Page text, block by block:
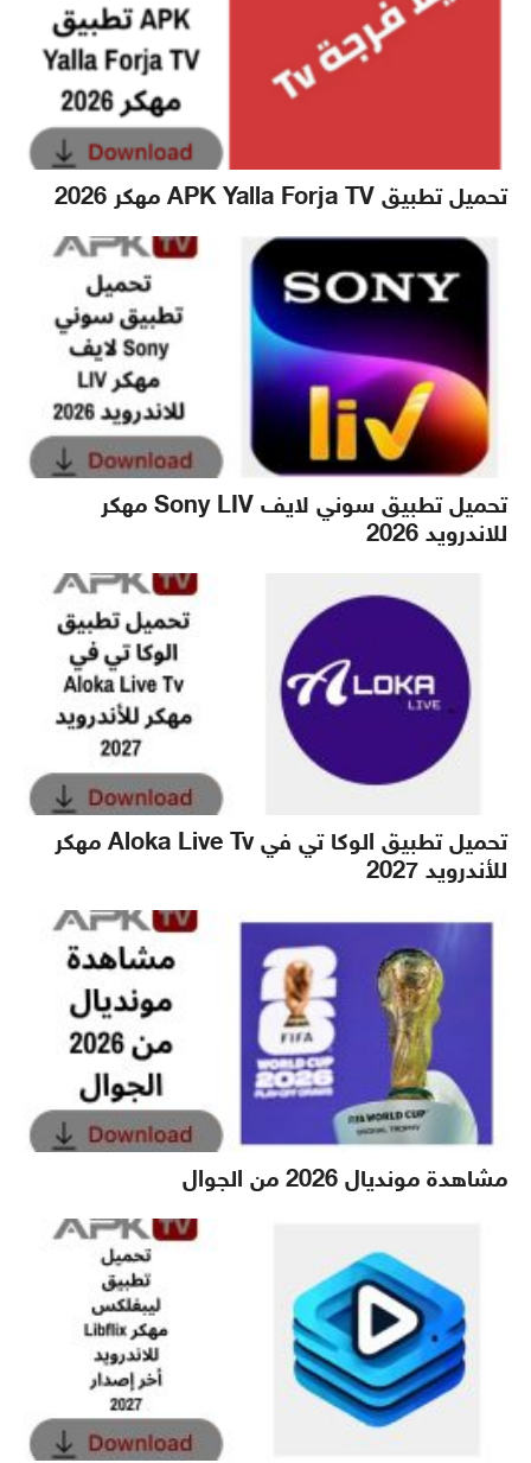
تحميل تطبيق APK Yalla Forja TV مهكر 2026
تحميل تطبيق سوني لايف Sony LIV مهكر
للاندرويد 2026
تحميل تطبيق الوكا تي في Aloka Live Tv مهكر
للأندرويد 2027
مشاهدة مونديال 2026 من الجوال